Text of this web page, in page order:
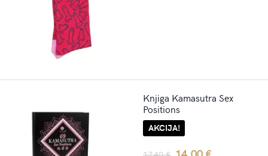
Knjiga Kamasutra Sex
Positions
AKCIJA!
Original